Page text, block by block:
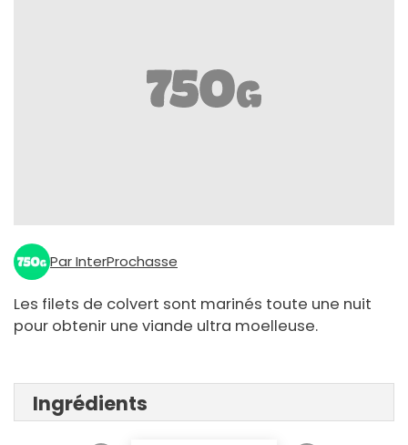
Par InterProchasse
Les filets de colvert sont marinés toute une nuit
pour obtenir une viande ultra moelleuse.
Ingrédients